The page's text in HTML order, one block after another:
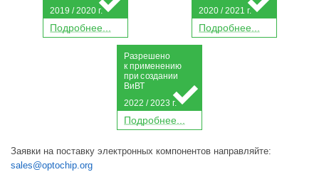
Подробнее...
2019 / 2020 г.
Подробнее...
2020 / 2021 г.
Подробнее...
Разрешено
к применению
присоздании
Ви ВТ
2022 / 2023 г.
Заявки на поставку электронных компонентов направляйте:
sales@optochip.org